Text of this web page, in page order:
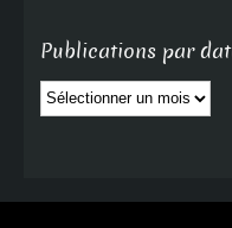
Publications par
Publications
par